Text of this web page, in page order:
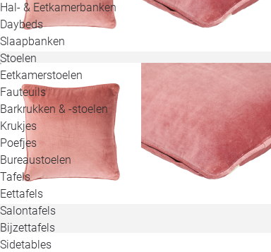
Hal- & Eetkamerbanken
Daybeds
Slaapbanken
Stoelen
Eetkamerstoelen
Fauteuils
Barkrukken & -stoelen
Krukjes
Poefjes
Bureaustoelen
Tafels
Eettafels
Salontafels
Bijzettafels
Sidetables